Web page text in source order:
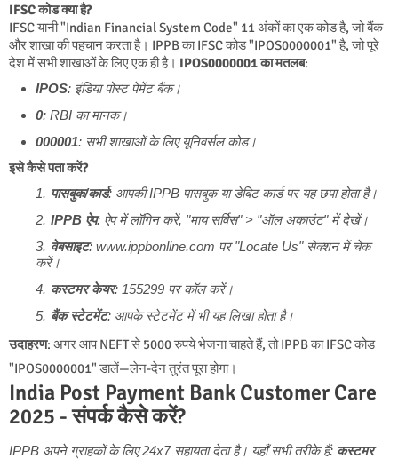
IFSC कोड क्या है?
IFSC यानी "Indian Financial System Code" 11 अंकों का एक कोड है, जो बैंक
और शाखा की पहचान करता है। IPPB का IFSC कोड "IPOS0000001" है, जो पूरे
देश में सभी शाखाओं के लिए एक ही है। IPOS0000001 का मतलब:
IPOS: इंडिया पोस्ट पेमेंट बैंक।
0: RBI का मानक।
000001: सभी शाखाओं के लिए यूनिवर्सल कोड।
इसे कैसे पता करें?
पासबुक/कार्ड: आपकी IPPB पासबुक या डेबिट कार्ड पर यह छपा होता है।
IPPB ऐप: ऐप में लॉगिन करें, "माय सर्विस" > "ऑल अकाउंट" में देखें।
वेबसाइट: www.ippbonline.com पर "Locate Us" सेक्शन में चेक
करें।
कस्टमर केयर: 155299 पर कॉल करें।
बैंक स्टेटमेंट: आपके स्टेटमेंट में भी यह लिखा होता है।
उदाहरण: अगर आप NEFT से 5000 रुपये भेजना चाहते हैं, तो IPPB का IFSC कोड
"IPOS0000001" डालें—लेन-देन तुरंत पूरा होगा।
India Post Payment Bank Customer Care
2025 - संपर्क कैसे करें?
IPPB अपने ग्राहकों के लिए 24x7 सहायता देता है। यहाँ सभी तरीके हैं: कस्टमर